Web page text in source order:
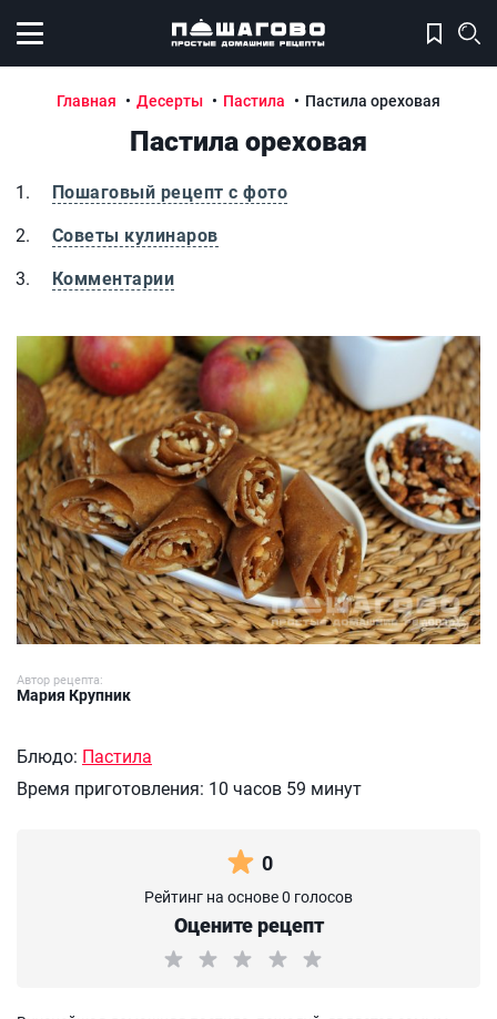
Открыть меню
Главная Десерты Пастила Пастила ореховая
Пастила ореховая
Пошаговый рецепт с фото
Советы кулинаров
Комментарии
Пастила ореховая
Автор рецепта:
Мария Крупник
Блюдо: Пастила
Время приготовления: 10 часов 59 минут
0
Рейтинг на основе 0 голосов
Оцените рецепт